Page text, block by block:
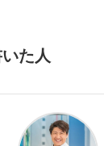
た人